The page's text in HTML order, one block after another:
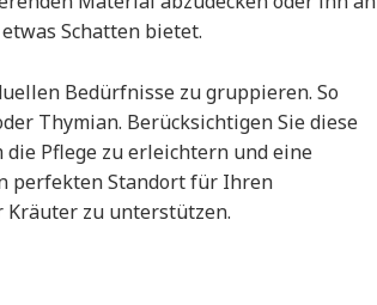
Schatten bietet.
Bedürfnisse zu gruppieren. So
Thymian. Berücksichtigen Sie diese
Pflege zu erleichtern und eine
perfekten Standort für Ihren
Kräuter zu unterstützen.